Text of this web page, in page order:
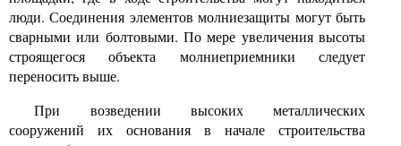
люди. Соединения элементов молниезащиты могут быть
сварными или болтовыми. По мере увеличения высоты
строящегося объекта молниеприемники следует
переносить выше.
При возведении высоких металлических
сооружений их основания в начале строительства